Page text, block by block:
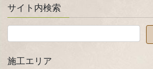
サイト内検索
施工エリア